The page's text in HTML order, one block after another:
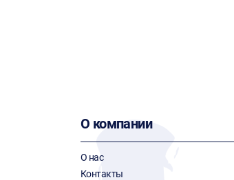
О компании
О нас
Контакты